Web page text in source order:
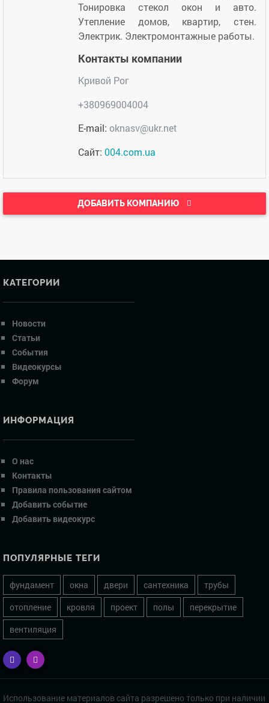
Тонировка стекол окон и авто.
Утепление домов, квартир, стен.
Электрик. Электромонтажные работы.
Контакты компании
Кривой Рог
+380969004004
E-mail: oknasv@ukr.net
Сайт: 004.com.ua
ДОБАВИТЬ КОМПАНИЮ
КАТЕГОРИИ
Новости
Статьи
События
Видеокурсы
Форум
ИНФОРМАЦИЯ
О нас
Контакты
Правила пользования сайтом
Добавить событие
Добавить видеокурс
ПОПУЛЯРНЫЕ ТЕГИ
фундамент окна двери сантехника
трубы
отопление
кровля проект полы
перекрытие
вентиляция
Использование материалов сайта разрешено только при наличии